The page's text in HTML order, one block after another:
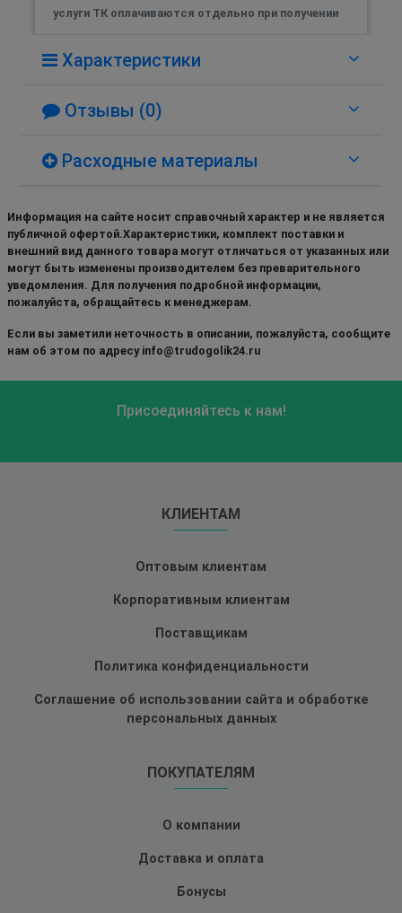
услуги ТК оплачиваются отдельно при получении
Характеристики
Отзывы (0)
Расходные материалы
Информация на сайте носит справочный характер и не является
публичной офертой.Характеристики, комплект поставки и
внешний вид данного товара могут отличаться от указанных или
могут быть изменены производителем без преварительного
уведомления. Для получения подробной информации,
пожалуйста, обращайтесь к менеджерам.
Если вы заметили неточность в описании, пожалуйста, сообщите
нам об этом по адресу info@trudogolik24.ru
Присоединяйтесь к нам!
КЛИЕНТАМ
Оптовым клиентам
Корпоративным клиентам
Поставщикам
Политика конфиденциальности
Соглашение об использовании сайта и обработке
персональных данных
ПОКУПАТЕЛЯМ
О компании
Доставка и оплата
Бонусы